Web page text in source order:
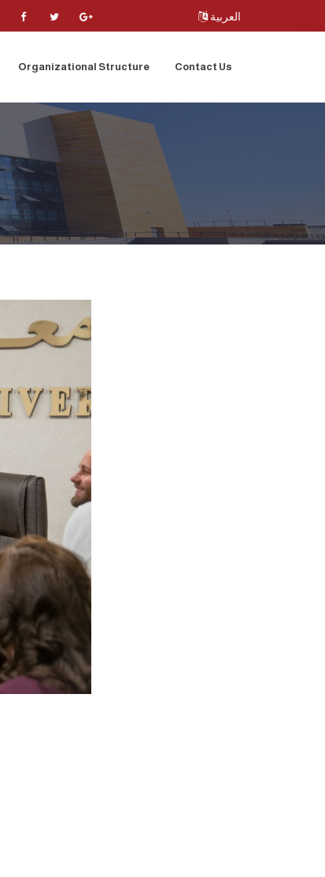
العربية
Organizational Structure Contact Us